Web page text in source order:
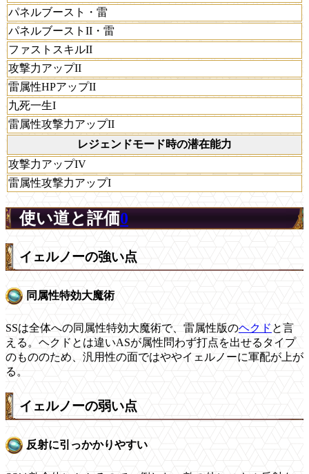
パネルブースト・雷
パネルブーストII・雷
ファストスキルII
攻撃力アップII
雷属性HPアップII
九死一生I
雷属性攻撃力アップII
レジェンドモード時の潜在能力
攻撃力アップIV
雷属性攻撃力アップI
使い道と評価0
イェルノーの強い点
同属性特効大魔術
SSは全体への同属性特効大魔術で、雷属性版のヘクド と言
える。ヘクドとは違いASが属性問わず打点を出せるタイプ
のもののため、汎用性の面ではややイェルノーに軍配が上が
る。
イェルノーの弱い点
反射に引っかかりやすい